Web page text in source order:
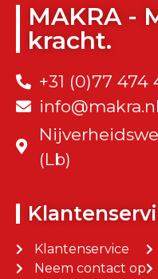
MAKRA -
kracht.
+31 (0)77 474
info@makra.nl
(Lb)
Klantenservice
Neem contact op